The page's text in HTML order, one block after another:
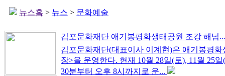
뉴스홈 > 뉴스 > 문화예술
김포문화재단 애기봉평화생태공원 조강 해넘...
김포문화재단(대표이사 이계현)은 애기봉평
장>을 운영한다. 현재 10월 28일(토), 11월 25
30분부터 오후 8시까지로 운...